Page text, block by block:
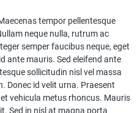
tempor pellentesque
neque nulla, rutrum ac
semper faucibus neque, eget
ante mauris. Sed eleifend ante
sollicitudin nisl vel massa
Donec id velit urna. Praesent
vehicula metus rhoncus. Mauris
Sed in nisl at magna porta